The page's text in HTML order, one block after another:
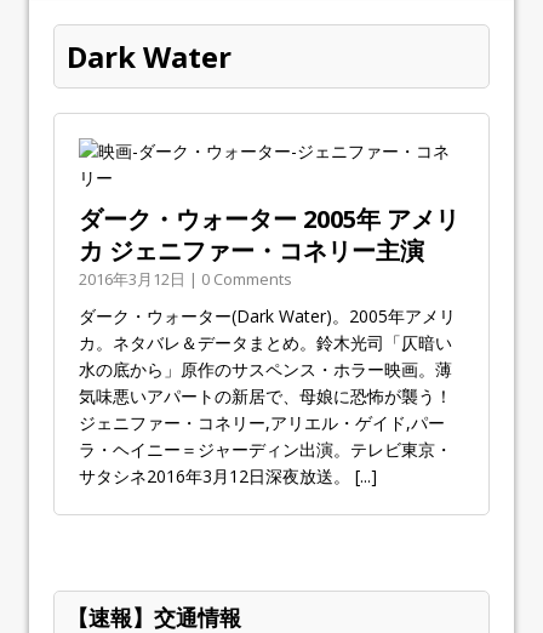
Dark Water
ダーク・ウォーター 2005年 アメリ
カ ジェニファー・コネリー主演
2016年3月12日 | 0 Comments
ダーク・ウォーター(Dark Water)。2005年アメリ
カ。ネタバレ＆データまとめ。鈴木光司「仄暗い
水の底から」原作のサスペンス・ホラー映画。薄
気味悪いアパートの新居で、母娘に恐怖が襲う！
ジェニファー・コネリー,アリエル・ゲイド,パー
ラ・ヘイニー＝ジャーディン出演。テレビ東京・
サタシネ2016年3月12日深夜放送。 [...]
【速報】交通情報